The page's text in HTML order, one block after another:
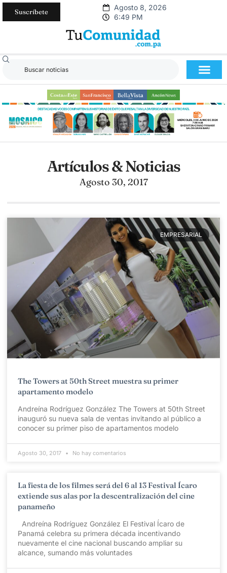
Suscríbete
Agosto 8, 2026
6:49 PM
Artículos & Noticias
Agosto 30, 2017
EMPRESARIAL
The Towers at 50th Street muestra su primer
apartamento modelo
Andreína Rodríguez González The Towers at 50th Street
inauguró su nueva sala de ventas invitando al público a
conocer su primer piso de apartamentos modelo
Agosto 30, 2017 No hay comentarios
La fiesta de los filmes será del 6 al 13 Festival Ícaro
extiende sus alas por la descentralización del cine
panameño
Andreína Rodríguez González El Festival Ícaro de
Panamá celebra su primera década incentivando
nuevamente el cine nacional buscando ampliar su
alcance, sumando más voluntades